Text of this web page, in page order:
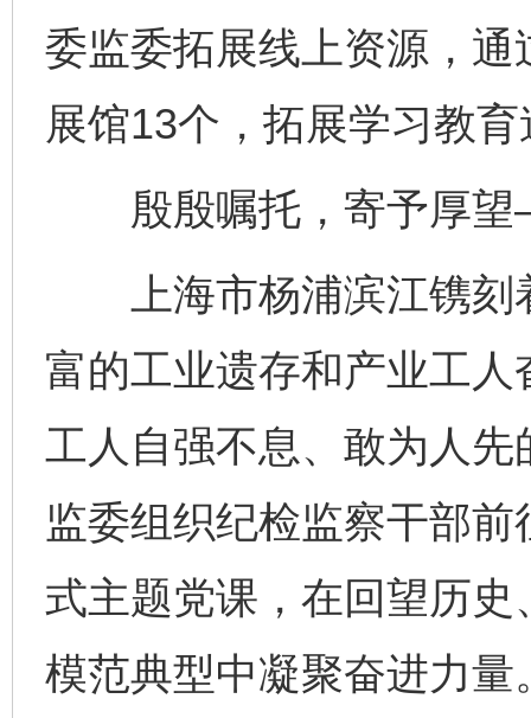
委监委拓展线上资源，
展馆13个，拓展学习教
殷殷嘱托，寄予厚
上海市杨浦滨江镌刻
富的工业遗存和产业工
工人自强不息、敢为人
监委组织纪检监察干部
式主题党课，在回望历
模范典型中凝聚奋进力量